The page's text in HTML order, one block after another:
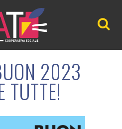
2023
TUTTE!